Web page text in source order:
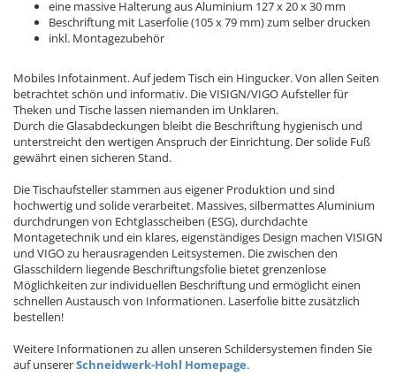
eine massive Halterung aus Aluminium 127 x 20 x 30 mm
Beschriftung mit Laserfolie (105 x 79 mm) zum selber drucken
inkl. Montagezubehör
Mobiles Infotainment. Auf jedem Tisch ein Hingucker. Von allen Seiten
betrachtet schön und informativ. Die VISIGN/VIGO Aufsteller für
Theken und Tische lassen niemanden im Unklaren.
Durch die Glasabdeckungen bleibt die Beschriftung hygienisch und
unterstreicht den wertigen Anspruch der Einrichtung. Der solide Fuß
gewährt einen sicheren Stand.
Die Tischaufsteller stammen aus eigener Produktion und sind
hochwertig und solide verarbeitet. Massives, silbermattes Aluminium
durchdrungen von Echtglasscheiben (ESG), durchdachte
Montagetechnik und ein klares, eigenständiges Design machen VISIGN
und VIGO zu herausragenden Leitsystemen. Die zwischen den
Glasschildern liegende Beschriftungsfolie bietet grenzenlose
Möglichkeiten zur individuellen Beschriftung und ermöglicht einen
schnellen Austausch von Informationen. Laserfolie bitte zusätzlich
bestellen!
Weitere Informationen zu allen unseren Schildersystemen finden Sie
auf unsererSchneidwerk-Hohl Homepage.